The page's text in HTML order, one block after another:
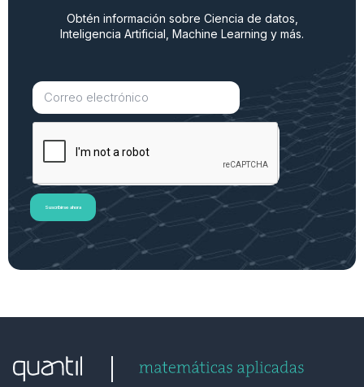
Obtén información sobre Ciencia de datos,
Inteligencia Artificial, Machine Learning y más.
Suscribirse ahora